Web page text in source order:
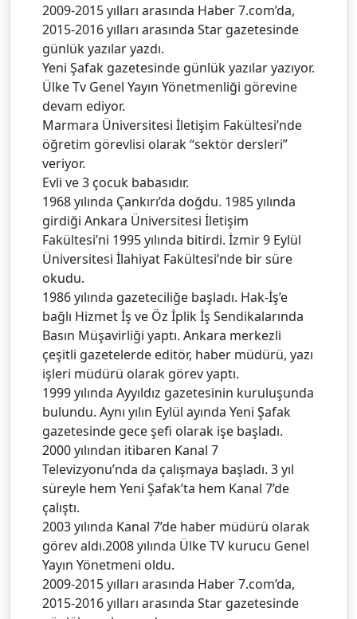
2009-2015 yılları arasında Haber 7.com’da,
2015-2016 yılları arasında Star gazetesinde
günlük yazılar yazdı.
Yeni Şafak gazetesinde günlük yazılar yazıyor.
Ülke Tv Genel Yayın Yönetmenliği görevine
devam ediyor.
Marmara Üniversitesi İletişim Fakültesi’nde
öğretim görevlisi olarak “sektör dersleri”
veriyor.
Evli ve 3 çocuk babasıdır.
1968 yılında Çankırı’da doğdu. 1985 yılında
girdiği Ankara Üniversitesi İletişim
Fakültesi’ni 1995 yılında bitirdi. İzmir 9 Eylül
Üniversitesi İlahiyat Fakültesi’nde bir süre
okudu.
1986 yılında gazeteciliğe başladı. Hak-İş’e
bağlı Hizmet İş ve Öz İplik İş Sendikalarında
Basın Müşavirliği yaptı. Ankara merkezli
çeşitli gazetelerde editör, haber müdürü, yazı
işleri müdürü olarak görev yaptı.
1999 yılında Ayyıldız gazetesinin kuruluşunda
bulundu. Aynı yılın Eylül ayında Yeni Şafak
gazetesinde gece şefi olarak işe başladı.
2000 yılından itibaren Kanal 7
Televizyonu’nda da çalışmaya başladı. 3 yıl
süreyle hem Yeni Şafak’ta hem Kanal 7’de
çalıştı.
2003 yılında Kanal 7’de haber müdürü olarak
görev aldı.2008 yılında Ülke TV kurucu Genel
Yayın Yönetmeni oldu.
2009-2015 yılları arasında Haber 7.com’da,
2015-2016 yılları arasında Star gazetesinde